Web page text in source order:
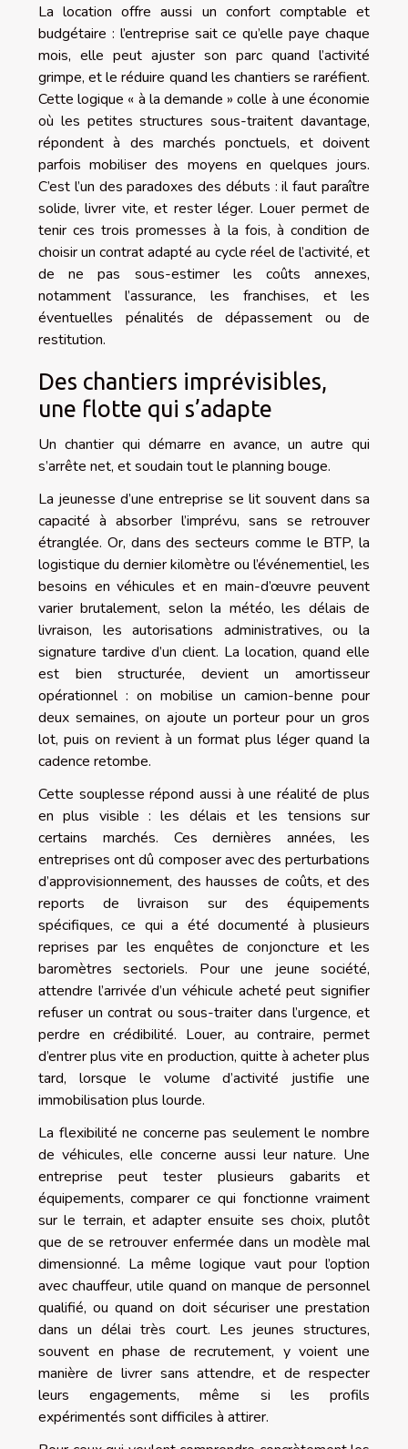
La location offre aussi un confort comptable et
budgétaire : l’entreprise sait ce qu’elle paye chaque
mois, elle peut ajuster son parc quand l’activité
grimpe, et le réduire quand les chantiers se raréfient.
Cette logique « à la demande » colle à une économie
où les petites structures sous-traitent davantage,
répondent à des marchés ponctuels, et doivent
parfois mobiliser des moyens en quelques jours.
C’est l’un des paradoxes des débuts : il faut paraître
solide, livrer vite, et rester léger. Louer permet de
tenir ces trois promesses à la fois, à condition de
choisir un contrat adapté au cycle réel de l’activité, et
de ne pas sous-estimer les coûts annexes,
notamment l’assurance, les franchises, et les
éventuelles pénalités de dépassement ou de
restitution.
Des chantiers imprévisibles,
une flotte qui s’adapte
Un chantier qui démarre en avance, un autre qui
s’arrête net, et soudain tout le planning bouge.
La jeunesse d’une entreprise se lit souvent dans sa
capacité à absorber l’imprévu, sans se retrouver
étranglée. Or, dans des secteurs comme le BTP, la
logistique du dernier kilomètre ou l’événementiel, les
besoins en véhicules et en main-d’œuvre peuvent
varier brutalement, selon la météo, les délais de
livraison, les autorisations administratives, ou la
signature tardive d’un client. La location, quand elle
est bien structurée, devient un amortisseur
opérationnel : on mobilise un camion-benne pour
deux semaines, on ajoute un porteur pour un gros
lot, puis on revient à un format plus léger quand la
cadence retombe.
Cette souplesse répond aussi à une réalité de plus
en plus visible : les délais et les tensions sur
certains marchés. Ces dernières années, les
entreprises ont dû composer avec des perturbations
d’approvisionnement, des hausses de coûts, et des
reports de livraison sur des équipements
spécifiques, ce qui a été documenté à plusieurs
reprises par les enquêtes de conjoncture et les
baromètres sectoriels. Pour une jeune société,
attendre l’arrivée d’un véhicule acheté peut signifier
refuser un contrat ou sous-traiter dans l’urgence, et
perdre en crédibilité. Louer, au contraire, permet
d’entrer plus vite en production, quitte à acheter plus
tard, lorsque le volume d’activité justifie une
immobilisation plus lourde.
La flexibilité ne concerne pas seulement le nombre
de véhicules, elle concerne aussi leur nature. Une
entreprise peut tester plusieurs gabarits et
équipements, comparer ce qui fonctionne vraiment
sur le terrain, et adapter ensuite ses choix, plutôt
que de se retrouver enfermée dans un modèle mal
dimensionné. La même logique vaut pour l’option
avec chauffeur, utile quand on manque de personnel
qualifié, ou quand on doit sécuriser une prestation
dans un délai très court. Les jeunes structures,
souvent en phase de recrutement, y voient une
manière de livrer sans attendre, et de respecter
leurs engagements, même si les profils
expérimentés sont difficiles à attirer.